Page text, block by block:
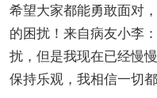
希望大家都能勇敢面对
的困扰！来自病友小李
扰，但是我现在已经慢
保持乐观，我相信一切